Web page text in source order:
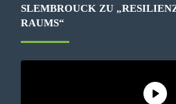
SLEMBROUCK ZU
RAUMS“